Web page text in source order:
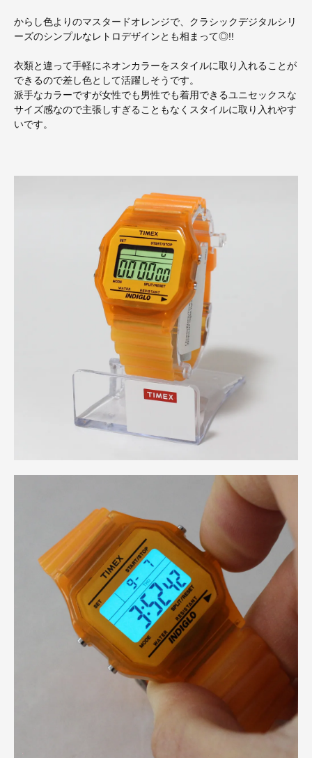
からし色よりのマスタードオレンジで、クラシックデジタルシリ
ーズのシンプルなレトロデザインとも相まって◎!!
衣類と違って手軽にネオンカラーをスタイルに取り入れることが
できるので差し色として活躍しそうです。
派手なカラーですが女性でも男性でも着用できるユニセックスな
サイズ感なので主張しすぎることもなくスタイルに取り入れやす
いです。